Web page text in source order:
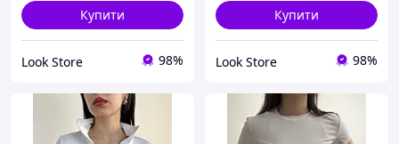
Купити
Look Store 98%
Купити
Look Store 98%